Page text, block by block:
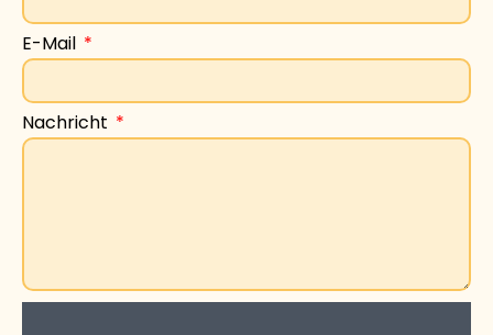
E-Mail
Nachricht